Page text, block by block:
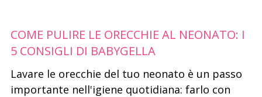
COME PULIRE LE ORECCHIE AL NEONATO: I
5 CONSIGLI DI BABYGELLA
Lavare le orecchie del tuo neonato è un passo
importante nell'igiene quotidiana: farlo con